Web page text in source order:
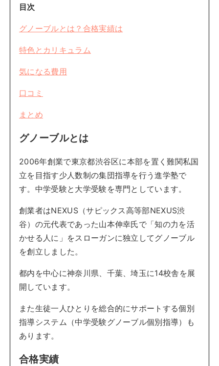
目次
グノーブルとは？合格実績は
特色とカリキュラム
気になる費用
口コミ
まとめ
グノーブルとは
2006年創業で東京都渋谷区に本部を置く難関私国
立を目指す少人数制の集団指導を行う進学塾で
す。中学受験と大学受験を専門としています。
創業者はNEXUS（サピックス高等部NEXUS渋
谷）の元代表であった山本伸幸氏で「知の力を活
かせる人に」をスローガンに独立してグノーブル
を創立しました。
都内を中心に神奈川県、千葉、埼玉に14校舎を展
開しています。
また生徒一人ひとりを総合的にサポートする個別
指導システム（中学受験グノーブル個別指導）も
あります。
合格実績